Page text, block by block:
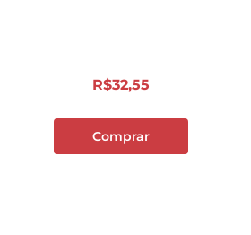
R$32,55
Comprar